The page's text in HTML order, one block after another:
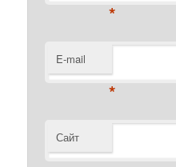
*
E-mail
*
Сайт